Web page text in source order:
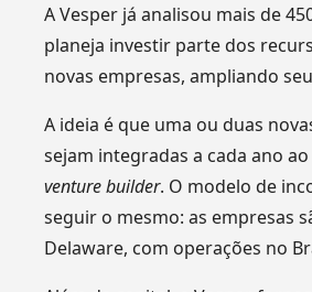
A Vesper já analisou mais de
planeja investir parte dos
novas empresas, ampliando
A ideia é que uma ou duas
sejam integradas a cada ano
venture builder. O modelo de
seguir o mesmo: as empresas
Delaware, com operações no